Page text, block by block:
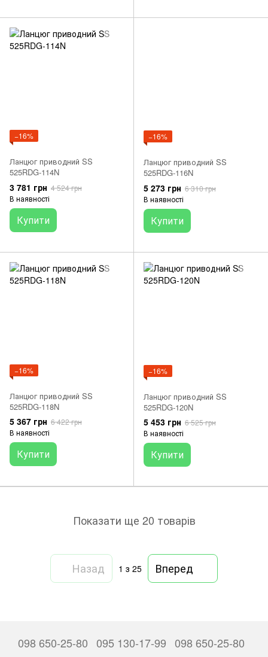
−16%
Ланцюг приводний SS
525RDG-114N
3 781 грн 4 524 грн
В наявності
Купити
−16%
Ланцюг приводний SS
525RDG-116N
5 273 грн 6 310 грн
В наявності
Купити
−16%
Ланцюг приводний SS
525RDG-118N
5 367 грн 6 422 грн
В наявності
Купити
−16%
Ланцюг приводний SS
525RDG-120N
5 453 грн 6 525 грн
В наявності
Купити
Показати ще 20 товарів
Назад 1 з 25 Вперед
098 650-25-80 095 130-17-99 098 650-25-80